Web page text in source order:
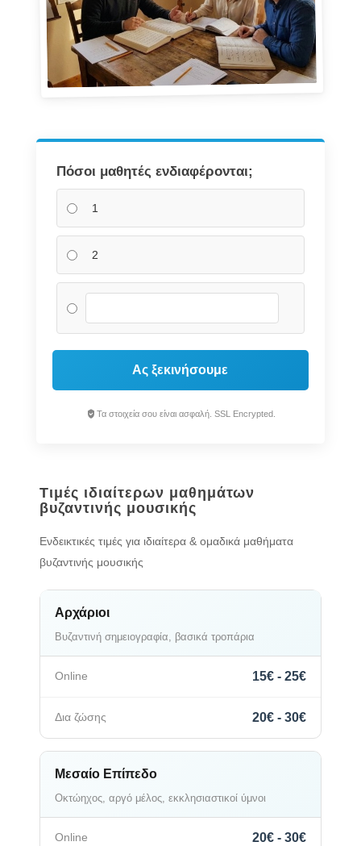
Πόσοι μαθητές ενδιαφέρονται;
1
2
Ας ξεκινήσουμε
Τα στοιχεία σου είναι ασφαλή. SSL Encrypted.
Τιμές ιδιαίτερων μαθημάτων
βυζαντινής μουσικής
Ενδεικτικές τιμές για ιδιαίτερα & ομαδικά μαθήματα
βυζαντινής μουσικής
Αρχάριοι
Βυζαντινή σημειογραφία, βασικά τροπάρια
15€ - 25€
20€ - 30€
Μεσαίο Επίπεδο
Οκτώηχος, αργό μέλος, εκκλησιαστικοί ύμνοι
20€ - 30€